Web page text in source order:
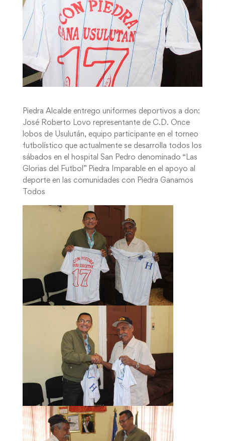
Piedra Alcalde entrego uniformes deportivos a don:
José Roberto Lovo representante de C.D. Once
lobos de Usulután, equipo participante en el torneo
futbolístico que actualmente se desarrolla todos los
sábados en el hospital San Pedro denominado “Las
Glorias del Futbol” Piedra Imparable en el apoyo al
deporte en las comunidades con Piedra Ganamos
Todos